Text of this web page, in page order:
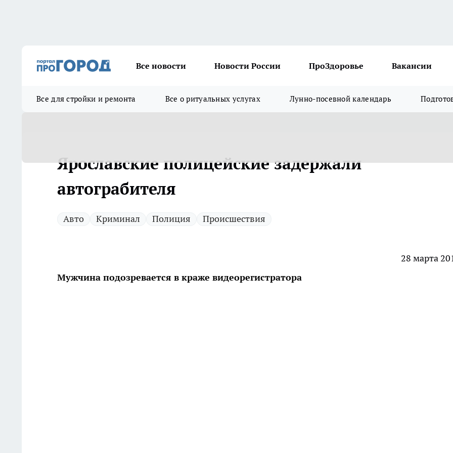
Все новости Новости России ПроЗдоровье Вакансии
Все для стройки и ремонта Все о ритуальных услугах Лунно-посевной календарь
Ярославские полицейские задержали
автограбителя
Авто Криминал Полиция Происшествия
28 марта
Мужчина подозревается в краже видеорегистратора